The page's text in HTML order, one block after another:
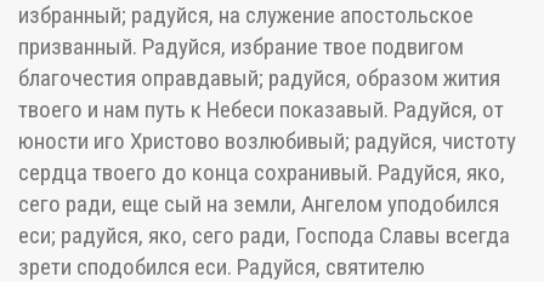
избранный; радуйся, на служение апостольское
призванный. Радуйся, избрание твое подвигом
благочестия оправдавый; радуйся, образом жития
твоего и нам путь к Небеси показавый. Радуйся, от
юности иго Христово возлюбивый; радуйся, чистоту
сердца твоего до конца сохранивый. Радуйся, яко,
сего ради, еще сый на земли, Ангелом уподобился
еси; радуйся, яко, сего ради, Господа Славы всегда
зрети сподобился еси. Радуйся, святителю